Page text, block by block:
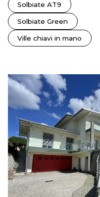
Solbiate AT9
Solbiate Green
Ville chiavi in mano